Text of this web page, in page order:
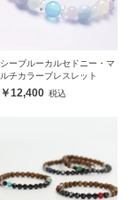
シーブルーカルセドニー・マ
ルチカラーブレスレット
12,400